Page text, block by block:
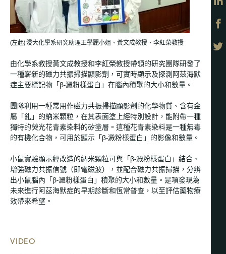
(左起) 浸大化學系研究助理王學麗小姐、黃文成教授、李紅榮教授
由化學系教授黃文成教授和李紅榮教授帶領的研究團隊研發了
一種嶄新的磁力共振掃描顯影劑，可實時顯示及探測阿茲海默
症主要標記物「β-澱粉樣蛋白」在腦內積聚的大小和數量。
團隊利用一種常用作磁力共振掃描顯影劑的化學物質、含有金
屬「釓」的納米顆粒，在其表面塗上經特別設計，能附帶一種
獨特的熒光花青素染料的矽塗層。這種花青素染料是一種無毒
的有機化合物，可用於顯示「β-澱粉樣蛋白」的影像和數量。
小鼠實驗顯示經改造的納米顆粒可與「β-澱粉樣蛋白」結合、
增強磁力共振信號（即電磁波），並配合磁力共振掃描，分辨
出小鼠腦內「β-澱粉樣蛋白」積聚的大小和數量。是項發現為
未來進行阿茲海默症的早期診斷和恆常普查，以至評估藥物療
效帶來希望。
VIDEO